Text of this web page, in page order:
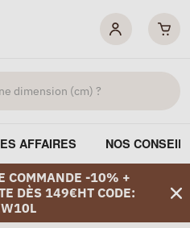
AFFAIRES NOS
COMMANDE -10% +
DÈS 149€HT CODE: